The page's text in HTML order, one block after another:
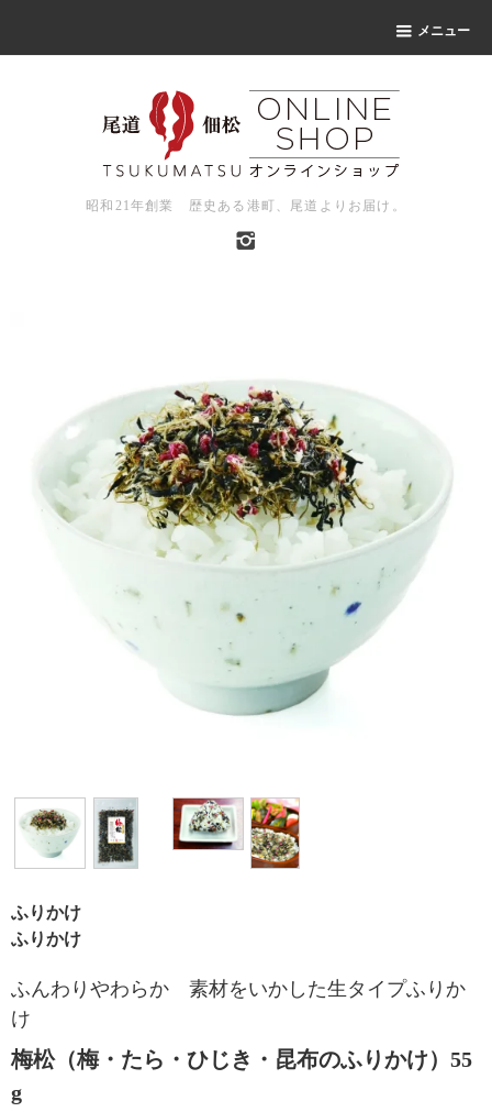
メニュー
昭和21年創業 歴史ある港町、尾道よりお届け。
ふりかけ
ふりかけ
ふんわりやわらか 素材をいかした生タイプふりか
け
梅松（梅・たら・ひじき・昆布のふりかけ）55
g